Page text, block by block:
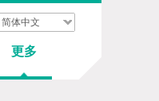
简体中文
更多